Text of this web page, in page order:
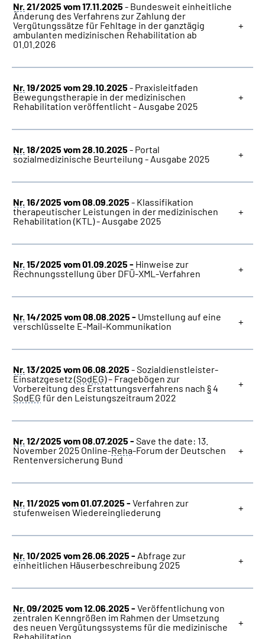
Mein Kundenportal
Nr.21/2025 vom 17.11.2025 - Bundesweit einheitliche
Änderung des Verfahrens zur Zahlung der
Vergütungssätze für Fehltage in der ganztägig
ambulanten medizinischen Rehabilitation ab
01.01.2026
Nr.19/2025 vom 29.10.2025 - Praxisleitfaden
Bewegungstherapie in der medizinischen
Rehabilitation veröffentlicht - Ausgabe 2025
Nr.18/2025 vom 28.10.2025 - Portal
sozialmedizinische Beurteilung - Ausgabe 2025
Nr.16/2025 vom 08.09.2025 - Klassifikation
therapeutischer Leistungen in der medizinischen
Rehabilitation (KTL) - Ausgabe 2025
Nr.15/2025 vom 01.09.2025 - Hinweise zur
Rechnungsstellung über DFÜ-XML-Verfahren
Nr.14/2025 vom 08.08.2025 - Umstellung auf eine
verschlüsselte E-Mail-Kommunikation
Nr.13/2025 vom 06.08.2025 - Sozialdienstleister-
Einsatzgesetz (SodEG) – Fragebögen zur
Vorbereitung des Erstattungsverfahrens nach §4
SodEG für den Leistungszeitraum 2022
Nr.12/2025 vom 08.07.2025 - Save the date: 13.
November 2025 Online-Reha-Forum der Deutschen
Rentenversicherung Bund
Nr.11/2025 vom 01.07.2025 - Verfahren zur
stufenweisen Wiedereingliederung
Nr.10/2025 vom 26.06.2025 - Abfrage zur
einheitlichen Häuserbeschreibung 2025
Nr.09/2025 vom 12.06.2025 - Veröffentlichung von
zentralen Kenngrößen im Rahmen der Umsetzung
des neuen Vergütungssystems für die medizinische
Rehabilitation